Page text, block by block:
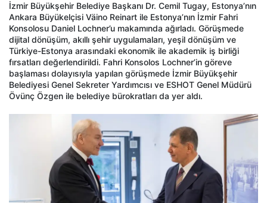
İzmir Büyükşehir Belediye Başkanı Dr. Cemil Tugay, Estonya’nın
Ankara Büyükelçisi Väino Reinart ile Estonya’nın İzmir Fahri
Konsolosu Daniel Lochner’u makamında ağırladı. Görüşmede
dijital dönüşüm, akıllı şehir uygulamaları, yeşil dönüşüm ve
Türkiye-Estonya arasındaki ekonomik ile akademik iş birliği
fırsatları değerlendirildi. Fahri Konsolos Lochner’in göreve
başlaması dolayısıyla yapılan görüşmede İzmir Büyükşehir
Belediyesi Genel Sekreter Yardımcısı ve ESHOT Genel Müdürü
Övünç Özgen ile belediye bürokratları da yer aldı.